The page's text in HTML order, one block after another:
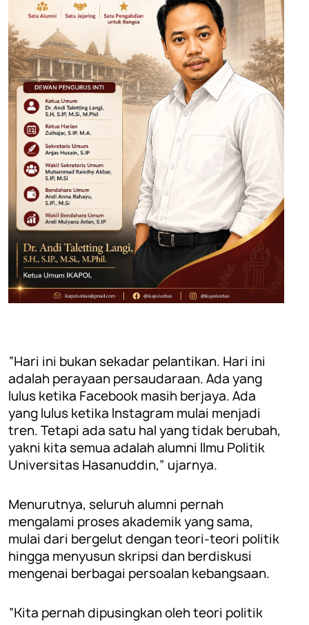
“Hari ini bukan sekadar pelantikan. Hari ini
adalah perayaan persaudaraan. Ada yang
lulus ketika Facebook masih berjaya. Ada
yang lulus ketika Instagram mulai menjadi
tren. Tetapi ada satu hal yang tidak berubah,
yakni kita semua adalah alumni Ilmu Politik
Universitas Hasanuddin,” ujarnya.
Menurutnya, seluruh alumni pernah
mengalami proses akademik yang sama,
mulai dari bergelut dengan teori-teori politik
hingga menyusun skripsi dan berdiskusi
mengenai berbagai persoalan kebangsaan.
“Kita pernah dipusingkan oleh teori politik